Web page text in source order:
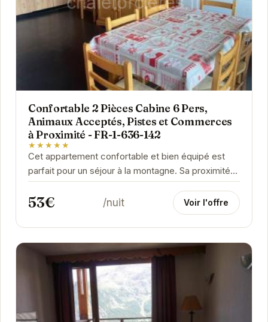
Confortable 2 Pièces Cabine 6 Pers,
Animaux Acceptés, Pistes et Commerces
à Proximité - FR-1-636-142
★★★★★
Cet appartement confortable et bien équipé est
parfait pour un séjour à la montagne. Sa proximité
avec les pistes et les commerces est un atout...
53€ /nuit Voir l'offre